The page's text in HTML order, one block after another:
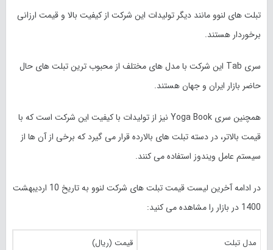
تبلت های لنوو مانند دیگر تولیدات این شرکت از کیفیت بالا و قیمت ارزانی
برخوردار هستند.
سری Tab این شرکت با مدل های مختلف از محبوب ترین تبلت های حال
حاضر بازار ایران و جهان هستند.
همچنین سری Yoga Book نیز از تولیدات با کیفیت این شرکت است که با
قیمت بالاتر، در دسته تبلت های بالارده قرار می گیرد که برخی از آن ها از
سیستم عامل ویندوز استفاده می کنند.
در ادامه آخرین لیست قیمت تبلت های شرکت لنوو به تاریخ 10 اردیبهشت
1400 در بازار را مشاهده می کنید:
مدل تبلت قیمت (ریال)